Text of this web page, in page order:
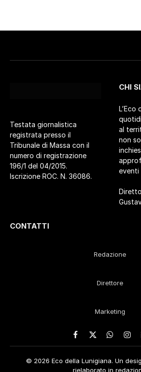
Testata giornalistica
registrata presso il
Tribunale di Massa con il
numero di registrazione
196/1 del 04/2015.
Iscrizione ROC. N. 36086.
CHI
L’Eco
al
non
eventi
CONTATTI
Redazione
Direttore
Marketing
Facebook
X
© 2026 Eco della Lunigiana. Un
rielaborato in